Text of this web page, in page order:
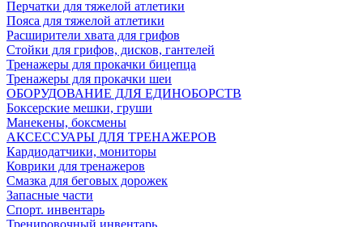
Перчатки для тяжелой атлетики
Пояса для тяжелой атлетики
Расширители хвата для грифов
Стойки для грифов, дисков, гантелей
Тренажеры для прокачки бицепца
Тренажеры для прокачки шеи
ОБОРУДОВАНИЕ ДЛЯ ЕДИНОБОРСТВ
Боксерские мешки, груши
Манекены, боксмены
АКСЕССУАРЫ ДЛЯ ТРЕНАЖЕРОВ
Кардиодатчики, мониторы
Коврики для тренажеров
Смазка для беговых дорожек
Запасные части
Спорт. инвентарь
Тренировочный инвентарь